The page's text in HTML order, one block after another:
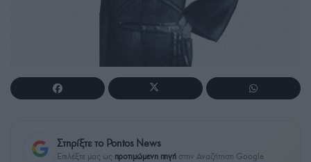
Στηρίξτε το Pontos News
Επιλέξτε μας ως προτιμώμενη πηγή στην Αναζήτηση Google